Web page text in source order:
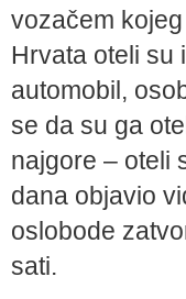
vozačem
Hrvata oteli su
automobil,
se da su ga
najgore – oteli
dana objavio
oslobode
sati.